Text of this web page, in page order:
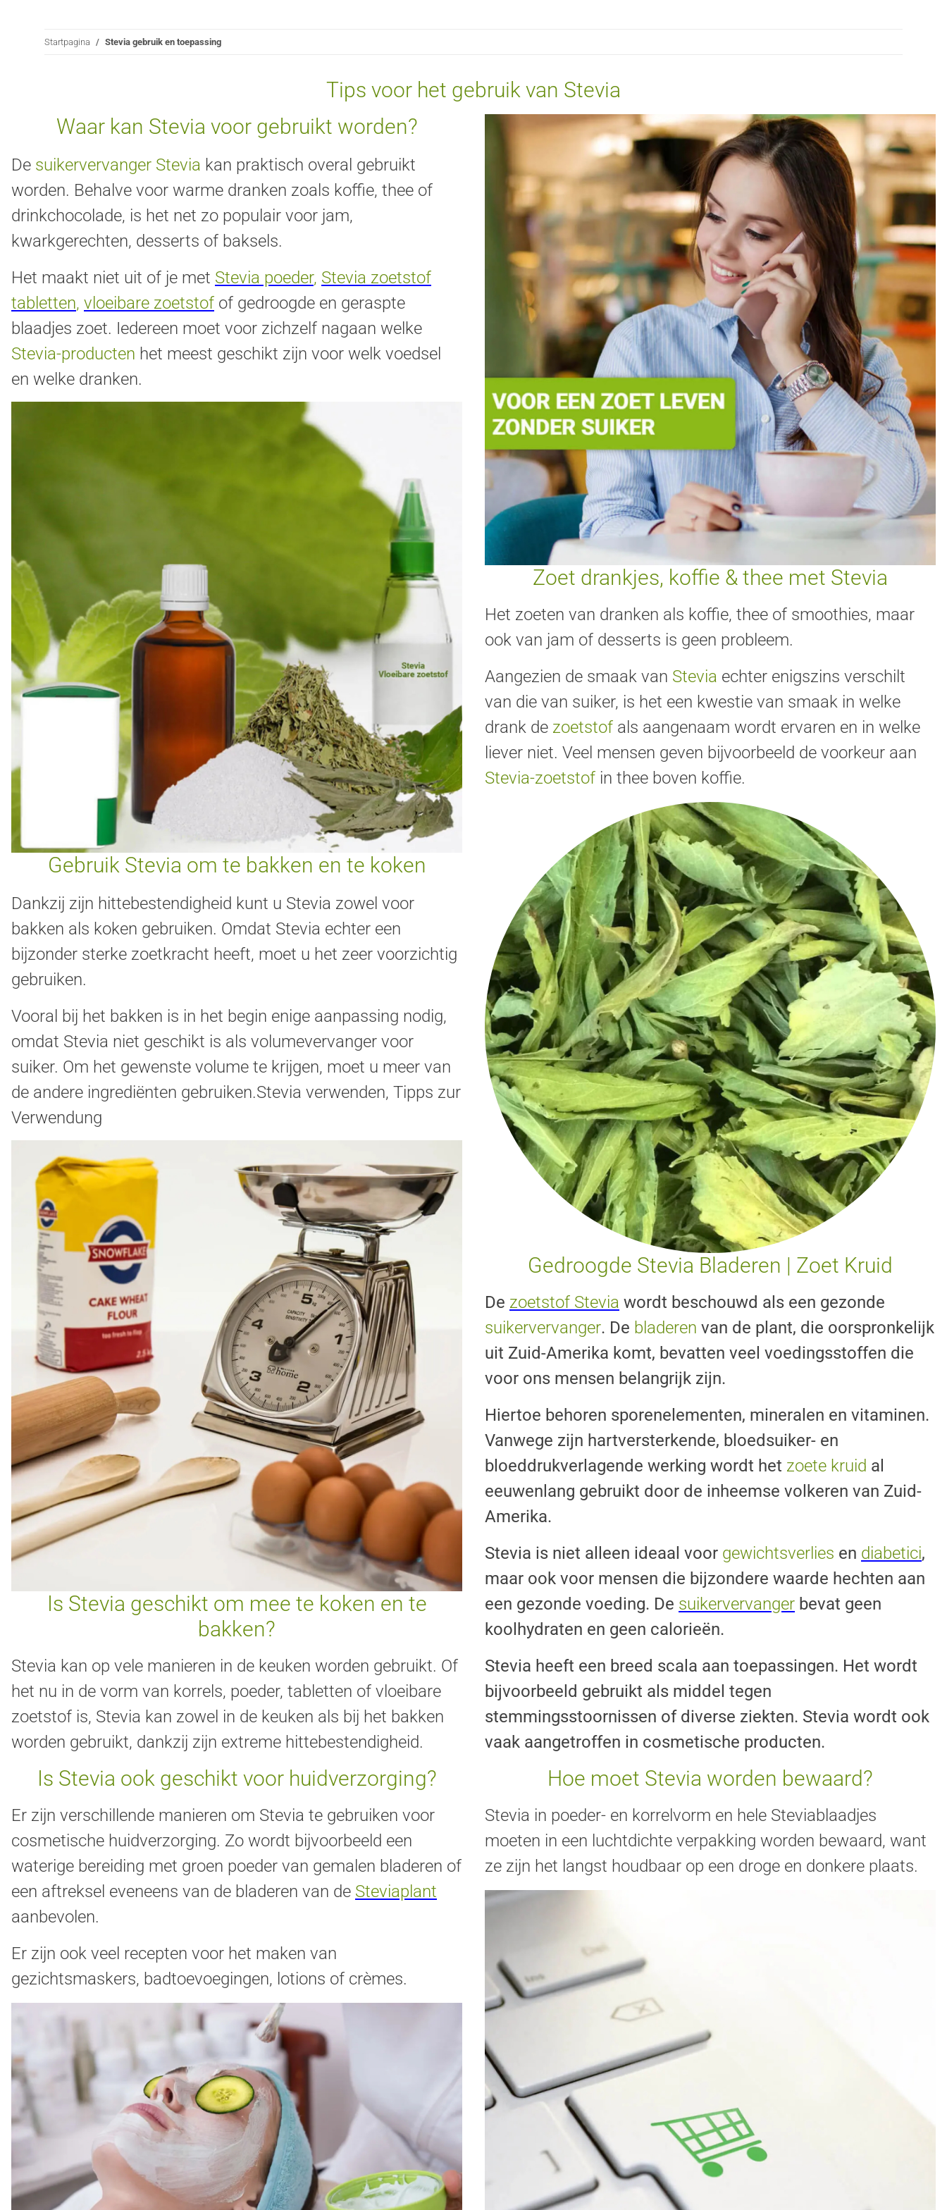
Startpagina Stevia gebruik en toepassing
Tips voor het gebruik van Stevia
Waar kan Stevia voor gebruikt worden?
De suikervervanger Stevia kan praktisch overal gebruikt
worden. Behalve voor warme dranken zoals koffie, thee of
drinkchocolade, is het net zo populair voor jam,
kwarkgerechten, desserts of baksels.
Het maakt niet uit of je met Stevia poeder, Stevia zoetstof
tabletten, vloeibare zoetstof of gedroogde en geraspte
blaadjes zoet. Iedereen moet voor zichzelf nagaan welke
Stevia-producten het meest geschikt zijn voor welk voedsel
en welke dranken.
Gebruik Stevia om te bakken en te koken
Dankzij zijn hittebestendigheid kunt u Stevia zowel voor
bakken als koken gebruiken. Omdat Stevia echter een
bijzonder sterke zoetkracht heeft, moet u het zeer voorzichtig
gebruiken.
Vooral bij het bakken is in het begin enige aanpassing nodig,
omdat Stevia niet geschikt is als volumevervanger voor
suiker. Om het gewenste volume te krijgen, moet u meer van
de andere ingrediënten gebruiken.Stevia verwenden, Tipps zur
Verwendung
Is Stevia geschikt om mee te koken en te
bakken?
Stevia kan op vele manieren in de keuken worden gebruikt. Of
het nu in de vorm van korrels, poeder, tabletten of vloeibare
zoetstof is, Stevia kan zowel in de keuken als bij het bakken
worden gebruikt, dankzij zijn extreme hittebestendigheid.
Is Stevia ook geschikt voor huidverzorging?
Er zijn verschillende manieren om Stevia te gebruiken voor
cosmetische huidverzorging. Zo wordt bijvoorbeeld een
waterige bereiding met groen poeder van gemalen bladeren of
een aftreksel eveneens van de bladeren van de Steviaplant
aanbevolen.
Er zijn ook veel recepten voor het maken van
gezichtsmaskers, badtoevoegingen, lotions of crèmes.
Zoet drankjes, koffie & thee met Stevia
Het zoeten van dranken als koffie, thee of smoothies, maar
ook van jam of desserts is geen probleem.
Aangezien de smaak van Stevia echter enigszins verschilt
van die van suiker, is het een kwestie van smaak in welke
drank de zoetstof als aangenaam wordt ervaren en in welke
liever niet. Veel mensen geven bijvoorbeeld de voorkeur aan
Stevia-zoetstof in thee boven koffie.
Gedroogde Stevia Bladeren | Zoet Kruid
De zoetstof Stevia wordt beschouwd als een gezonde
suikervervanger. De bladeren van de plant, die oorspronkelijk
uit Zuid-Amerika komt, bevatten veel voedingsstoffen die
voor ons mensen belangrijk zijn.
Hiertoe behoren sporenelementen, mineralen en vitaminen.
Vanwege zijn hartversterkende, bloedsuiker- en
bloeddrukverlagende werking wordt het zoete kruid al
eeuwenlang gebruikt door de inheemse volkeren van Zuid-
Amerika.
Stevia is niet alleen ideaal voor gewichtsverlies en diabetici,
maar ook voor mensen die bijzondere waarde hechten aan
een gezonde voeding. De suikervervanger bevat geen
koolhydraten en geen calorieën.
Stevia heeft een breed scala aan toepassingen. Het wordt
bijvoorbeeld gebruikt als middel tegen
stemmingsstoornissen of diverse ziekten. Stevia wordt ook
vaak aangetroffen in cosmetische producten.
Hoe moet Stevia worden bewaard?
Stevia in poeder- en korrelvorm en hele Steviablaadjes
moeten in een luchtdichte verpakking worden bewaard, want
ze zijn het langst houdbaar op een droge en donkere plaats.